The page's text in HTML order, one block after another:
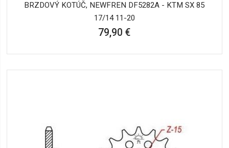
BRZDOVÝ KOTÚČ, NEWFREN DF5282A - KTM SX 85
17/14 11-20
79,90 €